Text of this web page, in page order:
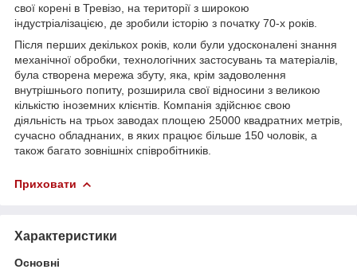
свої корені в Тревізо, на території з широкою
індустріалізацією, де зробили історію з початку 70-х років.
Після перших декількох років, коли були удосконалені знання
механічної обробки, технологічних застосувань та матеріалів,
була створена мережа збуту, яка, крім задоволення
внутрішнього попиту, розширила свої відносини з великою
кількістю іноземних клієнтів. Компанія здійснює свою
діяльність на трьох заводах площею 25000 квадратних метрів,
сучасно обладнаних, в яких працює більше 150 чоловік, а
також багато зовнішніх співробітників.
Приховати
Характеристики
Основні